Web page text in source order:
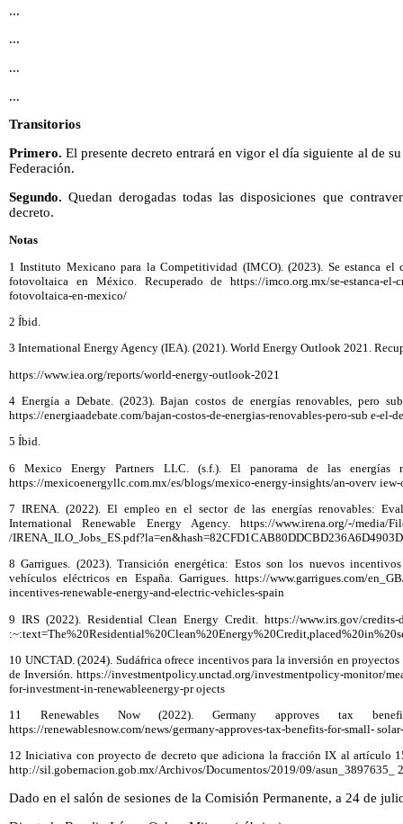
...
...
...
...
Transitorios
Primero.El presente decreto entrará en vigor el día siguiente al de
Federación.
Segundo.Quedan derogadas todas las disposiciones que
decreto.
Notas
1 Instituto Mexicano para la Competitividad (IMCO). (2023). Se estanca el
fotovoltaica en México. Recuperado de https://imco.org.mx/se-estanca-el-
fotovoltaica-en-mexico/
2 Íbid.
3 International Energy Agency (IEA). (2021). World Energy Outlook 2021.
https://www.iea.org/reports/world-energy-outlook-2021
4 Energía a Debate. (2023). Bajan costos de energías renovables, pero
https://energiaadebate.com/bajan-costos-de-energias-renovables-pero-sub e-el-
5 Íbid.
6 Mexico Energy Partners LLC. (s.f.). El panorama de las energías
https://mexicoenergyllc.com.mx/es/blogs/mexico-energy-insights/an-overv
7 IRENA. (2022). El empleo en el sector de las energías renovables:
International Renewable Energy Agency. https://www.irena.org/-/media/
/
8 Garrigues. (2023). Transición energética: Estos son los nuevos
vehículos eléctricos en España. Garrigues. https://www.garrigues.com/
incentives-renewable-energy-and-electric-vehicles-spain
9 IRS (2022). Residential Clean Energy Credit. https://www.irs.gov/credits-
10 UNCTAD. (2024). Sudáfrica ofrece incentivos para la inversión en
de Inversión. https://investmentpolicy.unctad.org/investmentpolicy-monitor/
for-investment-in-renewableenergy-pr ojects
11 Renewables Now (2022). Germany approves tax
https://renewablesnow.com/news/germany-approves-tax-benefits-for-small-
12 Iniciativa con proyecto de decreto que adiciona la fracción IX al artículo
http://sil.gobernacion.gob.mx/Archivos/Documentos/2019/09/asun_3897635_
Dado en el salón de sesiones de la Comisión Permanente, a 24 de